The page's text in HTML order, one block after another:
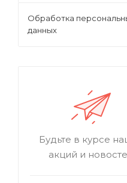
Обработка
данных
Будьте в курсе
акций и